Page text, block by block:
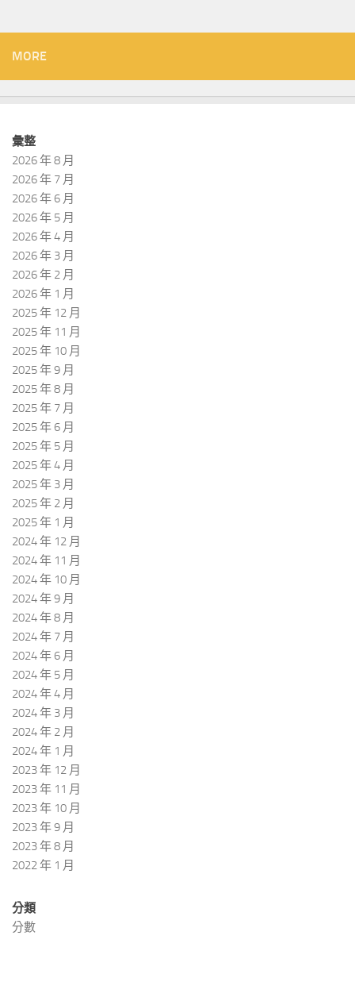
MORE
彙整
2026 年 8 月
2026 年 7 月
2026 年 6 月
2026 年 5 月
2026 年 4 月
2026 年 3 月
2026 年 2 月
2026 年 1 月
2025 年 12 月
2025 年 11 月
2025 年 10 月
2025 年 9 月
2025 年 8 月
2025 年 7 月
2025 年 6 月
2025 年 5 月
2025 年 4 月
2025 年 3 月
2025 年 2 月
2025 年 1 月
2024 年 12 月
2024 年 11 月
2024 年 10 月
2024 年 9 月
2024 年 8 月
2024 年 7 月
2024 年 6 月
2024 年 5 月
2024 年 4 月
2024 年 3 月
2024 年 2 月
2024 年 1 月
2023 年 12 月
2023 年 11 月
2023 年 10 月
2023 年 9 月
2023 年 8 月
2022 年 1 月
分類
分數